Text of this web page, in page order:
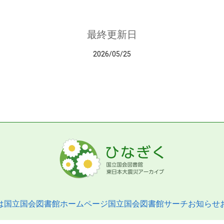
最終更新日
2026/05/25
国立国会図書館ホームページ国立国会図書館サーチお知らせ